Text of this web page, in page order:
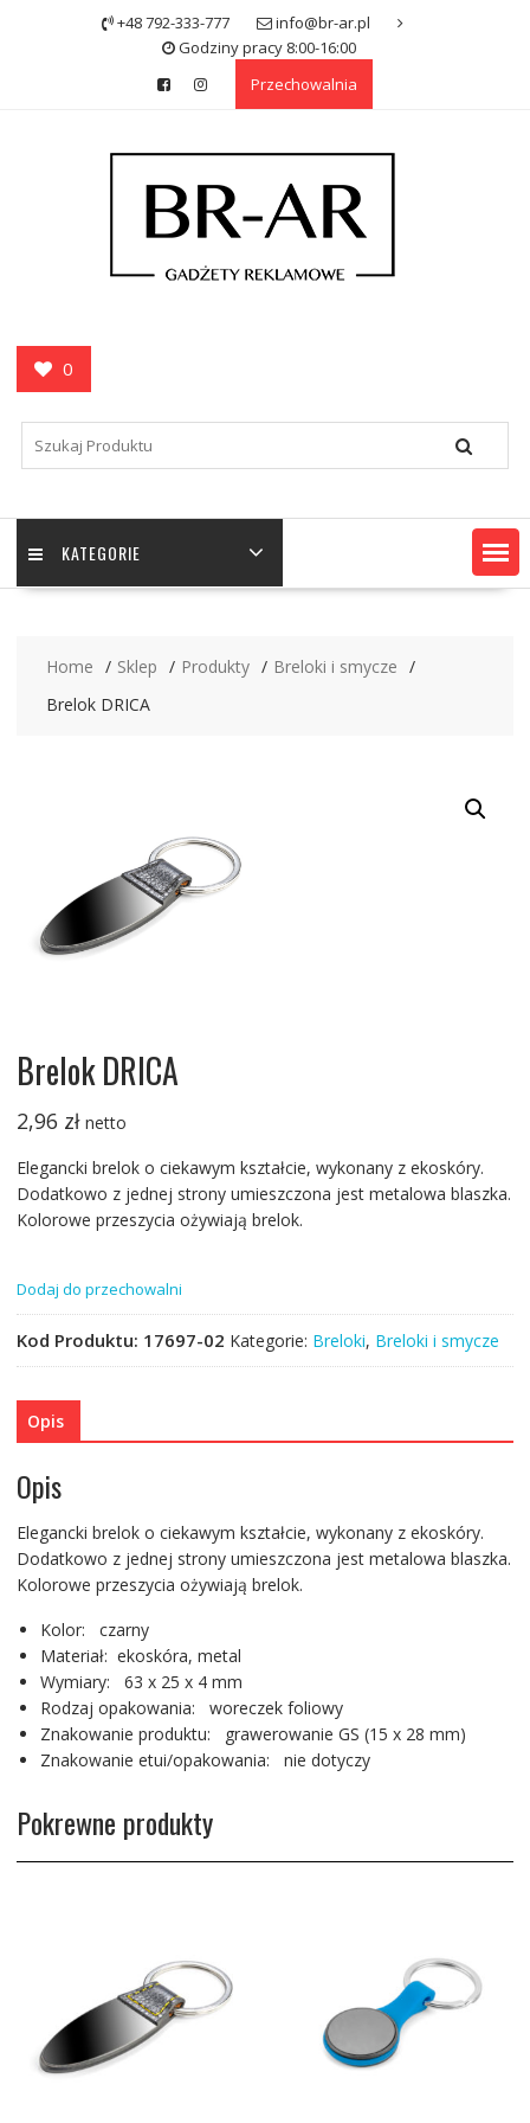
+48 792-333-777
info@br-ar.pl
Godziny pracy 8:00-16:00
Przechowalnia
0
KATEGORIE
Home Sklep Produkty
Breloki i smycze
Brelok DRICA
Brelok DRICA
2,96 zł netto
Elegancki brelok o ciekawym kształcie, wykonany z ekoskóry.
Dodatkowo z jednej strony umieszczona jest metalowa blaszka.
Kolorowe przeszycia ożywiają brelok.
Dodaj do przechowalni
Kod Produktu: 17697-02 Kategorie: Breloki, Breloki i smycze
Opis
Opis
Elegancki brelok o ciekawym kształcie, wykonany z ekoskóry.
Dodatkowo z jednej strony umieszczona jest metalowa blaszka.
Kolorowe przeszycia ożywiają brelok.
Kolor: czarny
Materiał: ekoskóra, metal
Wymiary: 63 x 25 x 4 mm
Rodzaj opakowania: woreczek foliowy
Znakowanie produktu: grawerowanie GS (15 x 28 mm)
Znakowanie etui/opakowania: nie dotyczy
Pokrewne produkty